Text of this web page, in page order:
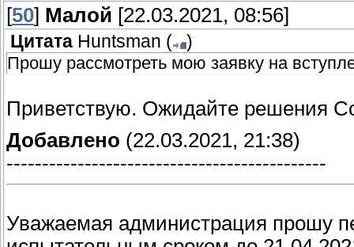
[50] Малой [22.03.2021, 08:56]
Цитата Huntsman (
)
Прошу рассмотреть мою заявку на
Приветствую. Ожидайте решения
Добавлено (22.03.2021, 21:38)
---------------------------------------------
Уважаемая администрация прошу